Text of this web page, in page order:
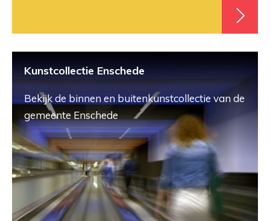
Kunstcollectie Enschede
Bekijk de binnen en buitenkunstcollectie van de
gemeente Enschede